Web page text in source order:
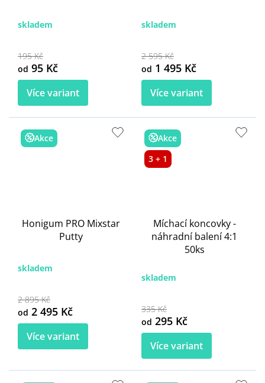
skladem
195 Kč
od 95 Kč
Více variant
skladem
2 595 Kč
od 1 495 Kč
Více variant
Akce
Honigum PRO Mixstar
Putty
skladem
2 895 Kč
od 2 495 Kč
Více variant
Akce
3 + 1
Míchací koncovky -
náhradní balení 4:1
50ks
skladem
335 Kč
od 295 Kč
Více variant